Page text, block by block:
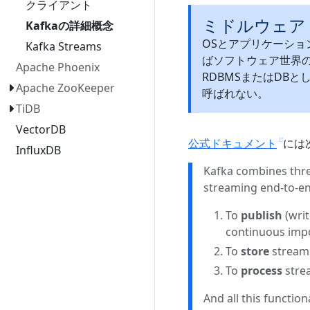
クライアント
Kafkaの詳細概念
Kafka Streams
Apache Phoenix
Apache ZooKeeper
TiDB
VectorDB
InfluxDB
ミドルウェ
OSとアプリケーシ
ばソフトウェア世界
RDBMSまたはDBと
呼ばれない。
公式ドキュメント
には
Kafka combines
streaming end-to-
To publish
continuous
To store
To process
And all this